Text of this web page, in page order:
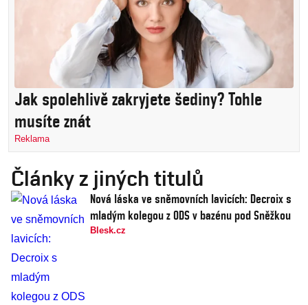
Jak spolehlivě zakryjete šediny? Tohle
musíte znát
Reklama
Články z jiných titulů
Nová láska ve sněmovních lavicích: Decroix s
mladým kolegou z ODS v bazénu pod Sněžkou
Blesk.cz